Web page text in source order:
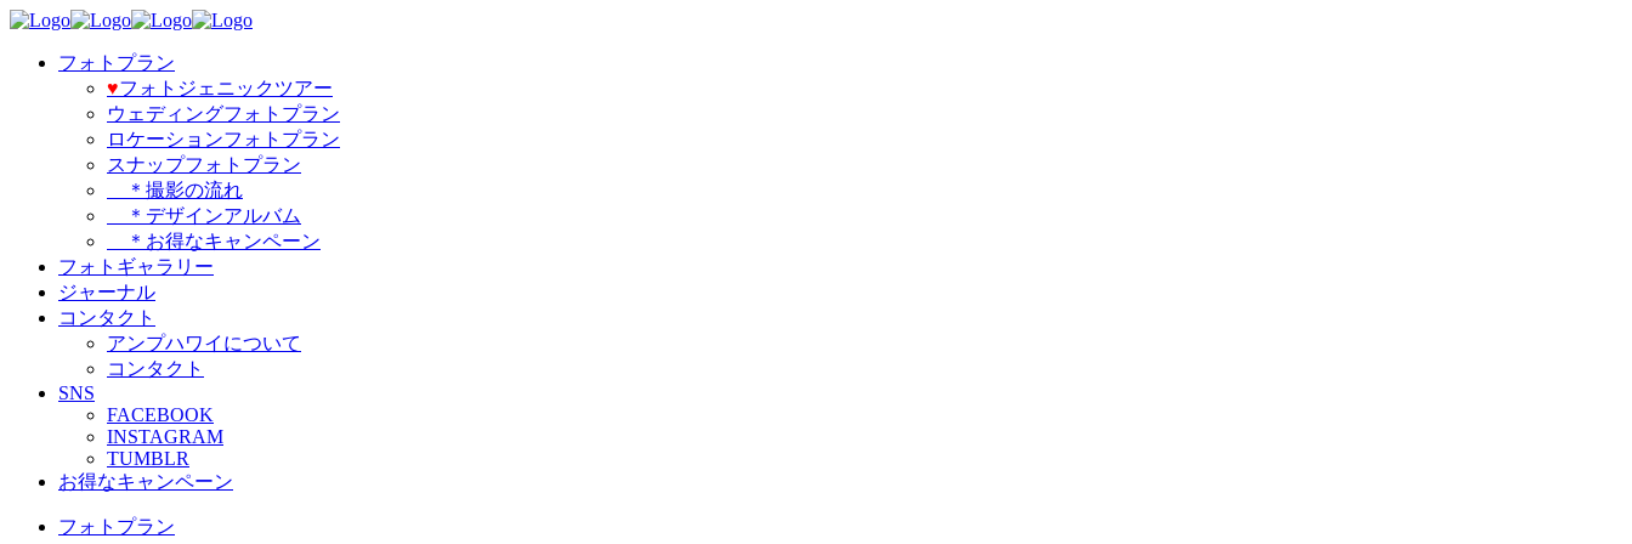
フォトプラン
♥️フォトジェニックツアー
ウェディングフォトプラン
ロケーションフォトプラン
スナップフォトプラン
＊撮影の流れ
＊デザインアルバム
＊お得なキャンペーン
フォトギャラリー
ジャーナル
コンタクト
アンプハワイについて
コンタクト
SNS
FACEBOOK
INSTAGRAM
TUMBLR
お得なキャンペーン
フォトプラン